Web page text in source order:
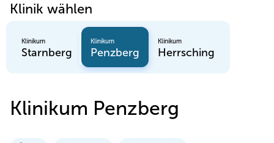
Klinik wählen
Klinikum
Starnberg
Klinikum
Penzberg
Klinikum
Herrsching
Klinikum Penzberg